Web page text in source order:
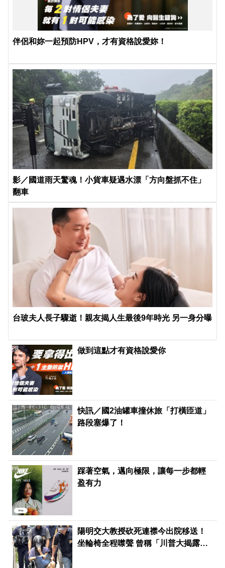
伴侶和妳一起預防HPV，才有資格說愛妳！
影／國道雨天驚魂！小貨車疑遇水漂「方向盤抓不住」
翻車
台玻夫人長子驟逝！親友揭人生最後9年時光 另一身分曝
做到這點才有資格說愛你
PR
快訊／國2油罐車撞休旅「打橫匝道」
路段塞爆了！
踩著空氣，邁向極限，讓每一步都輕
盈有力
PR
陽明交大教授砍死連襟今出院移送！
坐輪椅全程噤聲 曾稱「川普大揭露」